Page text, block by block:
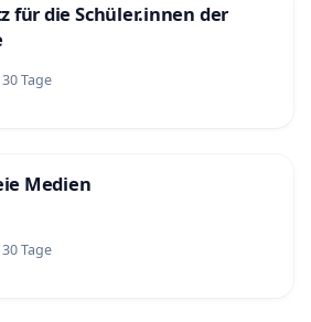
für die Schüler.innen der
Tage
Medien
Tage